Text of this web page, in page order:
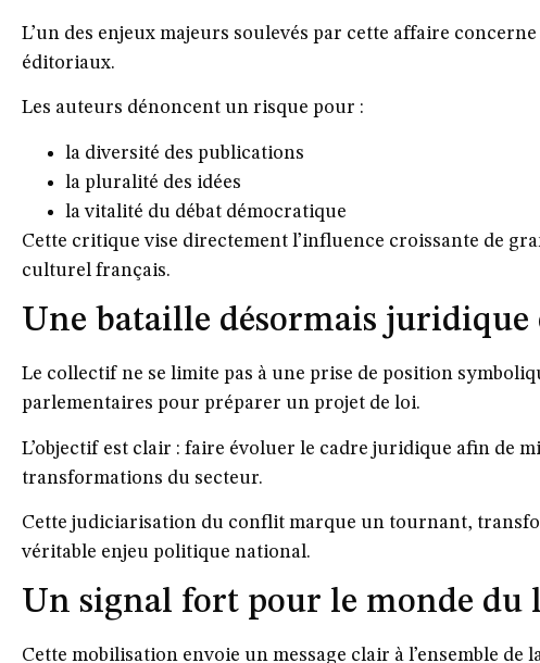
L’un des enjeux majeurs soulevés par cette affaire
éditoriaux.
Les auteurs dénoncent un risque pour :
la diversité des publications
la pluralité des idées
la vitalité du débat démocratique
Cette critique vise directement l’influence croissante de
culturel français.
Une bataille désormais
Le collectif ne se limite pas à une prise de position
parlementaires pour préparer un projet de loi.
L’objectif est clair : faire évoluer le cadre juridique afin de
transformations du secteur.
Cette judiciarisation du conflit marque un tournant,
véritable enjeu politique national.
Un signal fort pour le monde du
Cette mobilisation envoie un message clair à l’ensemble de